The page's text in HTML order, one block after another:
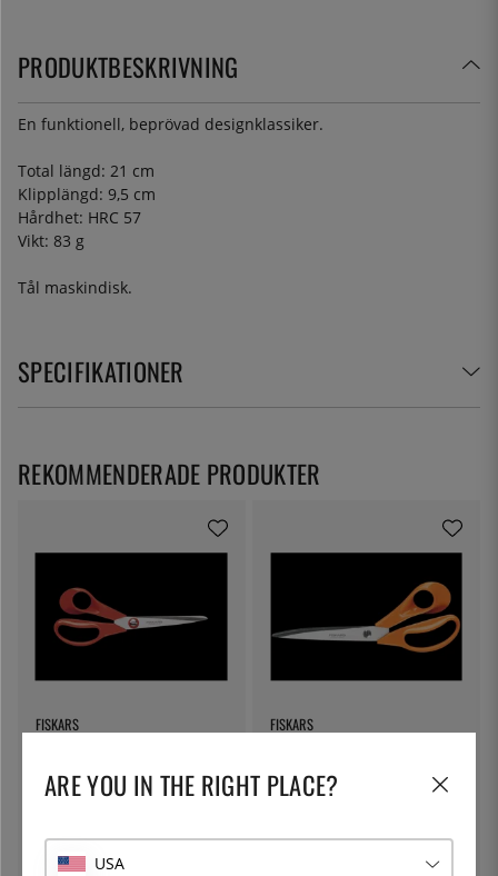
PRODUKTBESKRIVNING
En funktionell, beprövad designklassiker.
Total längd: 21 cm
Klipplängd: 9,5 cm
Hårdhet: HRC 57
Vikt: 83 g
Tål maskindisk.
SPECIFIKATIONER
FISKARS
ergonomiska handtag - Fiskars
399:-
FISKARS
handtag - Fiskars
579:-
REKOMMENDERADE PRODUKTER
ARE YOU IN THE RIGHT PLACE?
USA